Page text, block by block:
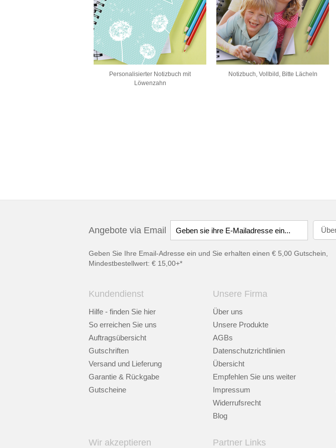
Personalisierter Notizbuch mit
Löwenzahn
Notizbuch, Vollbild, Bitte Lächeln
Angebote via Email
Geben Sie Ihre Email-Adresse ein und Sie erhalten einen € 5,00 Gutschein,
Mindestbestellwert: € 15,00+*
Kundendienst
Hilfe - finden Sie hier
So erreichen Sie uns
Auftragsübersicht
Gutschriften
Versand und Lieferung
Garantie & Rückgabe
Gutscheine
Unsere Firma
Über uns
Unsere Produkte
AGBs
Datenschutzrichtlinien
Übersicht
Empfehlen Sie uns weiter
Impressum
Widerrufsrecht
Blog
Wir akzeptieren Partner Links